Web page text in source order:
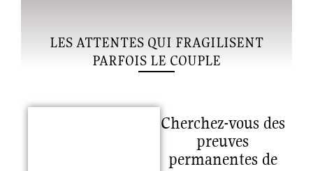
LES ATTENTES QUI FRAGILISENT
PARFOIS LE COUPLE
Cherchez-vous des
preuves
permanentes de